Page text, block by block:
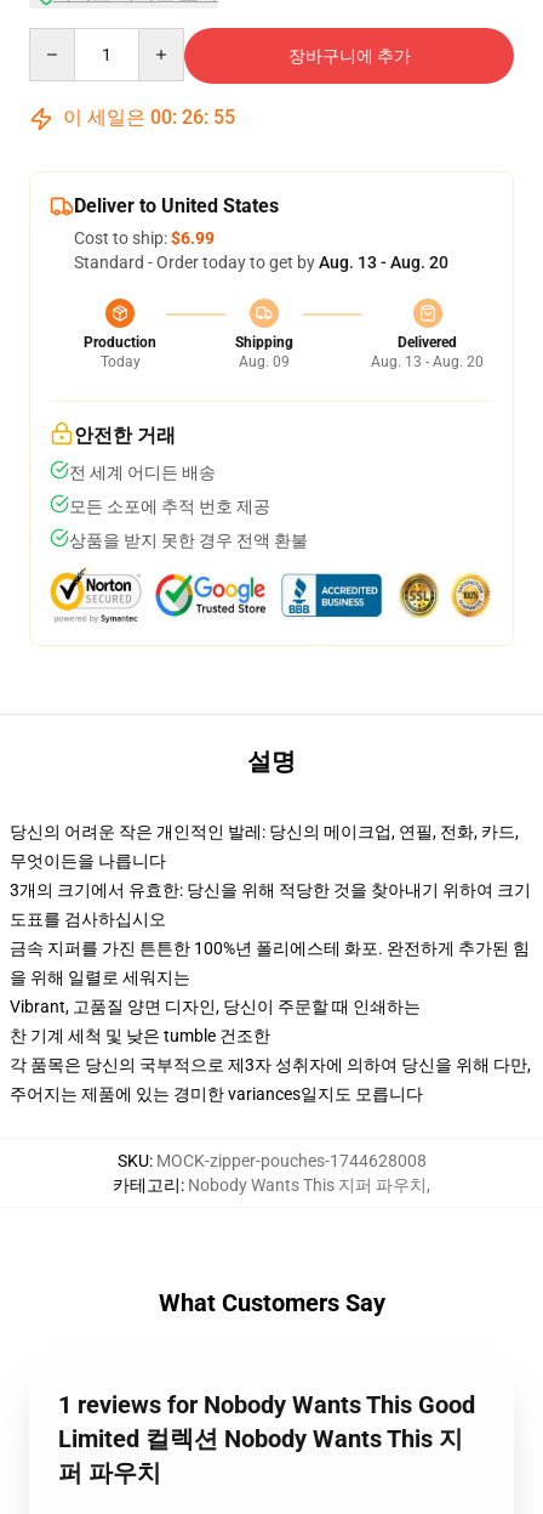
장바구니에 추가
이 세일은 00: 26: 54
Deliver to United States
Cost to ship:$6.99
Standard - Order today to get byAug. 13 - Aug. 20
Production
Today
Shipping
Aug. 09
Delivered
Aug. 13 - Aug. 20
안전한 거래
전 세계 어디든 배송
모든 소포에 추적 번호 제공
상품을 받지 못한 경우 전액 환불
설명
당신의 어려운 작은 개인적인 발레: 당신의 메이크업, 연필, 전화, 카드,
무엇이든을 나릅니다
3개의 크기에서 유효한: 당신을 위해 적당한 것을 찾아내기 위하여 크기
도표를 검사하십시오
금속 지퍼를 가진 튼튼한 100%년 폴리에스테 화포. 완전하게 추가된 힘
을 위해 일렬로 세워지는
Vibrant, 고품질 양면 디자인, 당신이 주문할 때 인쇄하는
찬 기계 세척 및 낮은 tumble 건조한
각 품목은 당신의 국부적으로 제3자 성취자에 의하여 당신을 위해 다만,
주어지는 제품에 있는 경미한 variances일지도 모릅니다
SKU: MOCK-zipper-pouches-1744628008
카테고리: Nobody Wants This 지퍼 파우치,
What Customers Say
1 reviews for Nobody Wants This Good
Limited 컬렉션 Nobody Wants This 지
퍼 파우치